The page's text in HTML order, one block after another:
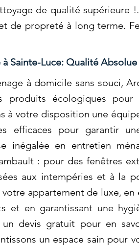
de qualité supérieure
de propreté à long terme.
Sainte-Luce: Qualité Absolue
à domicile sans souci,
produits écologiques
à votre disposition une
efficaces pour garantir
inégalée en entretien
: pour des fenêtres
aux intempéries et à la
appartement de luxe, en
et en garantissant une
devis gratuit pour en
un espace sain pour